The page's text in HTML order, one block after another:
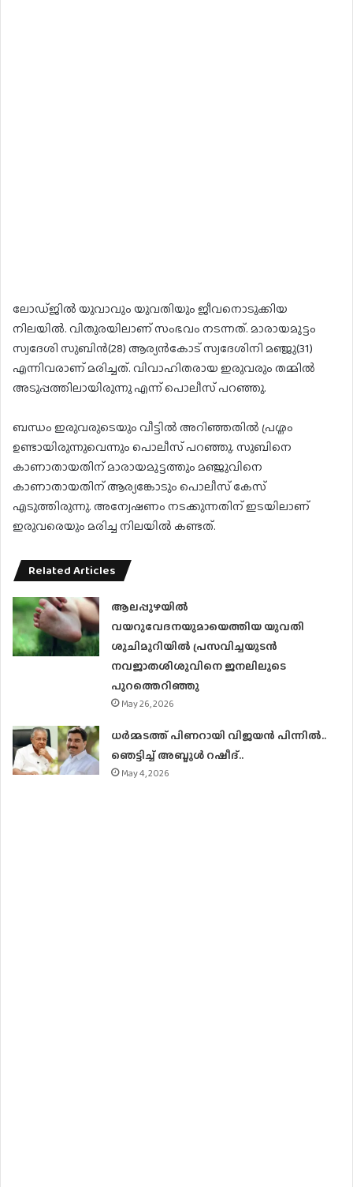
ലോഡ്ജിൽ യുവാവും യുവതിയും ജീവനൊടുക്കിയ
നിലയിൽ. വിതുരയിലാണ് സംഭവം നടന്നത്. മാരായമുട്ടം
സ്വദേശി സുബിൻ(28) ആര്യൻകോട് സ്വദേശിനി മഞ്ജു(31)
എന്നിവരാണ് മരിച്ചത്. വിവാഹിതരായ ഇരുവരും തമ്മിൽ
അടുപ്പത്തിലായിരുന്നു എന്ന് പൊലീസ് പറഞ്ഞു.
ബന്ധം ഇരുവരുടെയും വീട്ടിൽ അറിഞ്ഞതിൽ പ്രശ്നം
ഉണ്ടായിരുന്നുവെന്നും പൊലീസ് പറഞ്ഞു. സുബിനെ
കാണാതായതിന് മാരായമുട്ടത്തും മഞ്ജുവിനെ
കാണാതായതിന് ആര്യങ്കോടും പൊലീസ് കേസ്
എടുത്തിരുന്നു. അന്വേഷണം നടക്കുന്നതിന് ഇടയിലാണ്
ഇരുവരെയും മരിച്ച നിലയിൽ കണ്ടത്.
Related Articles
ആലപ്പുഴയിൽ
വയറുവേദനയുമായെത്തിയ യുവതി
ശുചിമുറിയിൽ പ്രസവിച്ചയുടൻ
നവജാതശിശുവിനെ ജനലിലൂടെ
പുറത്തെറിഞ്ഞു
May 26, 2026
ധര്‍മ്മടത്ത് പിണറായി വിജയന്‍ പിന്നില്‍..
ഞെട്ടിച്ച് അബ്ദുൾ റഷീദ്..
May 4, 2026